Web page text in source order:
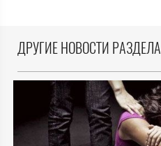
ДРУГИЕ НОВОСТИ РАЗДЕЛА